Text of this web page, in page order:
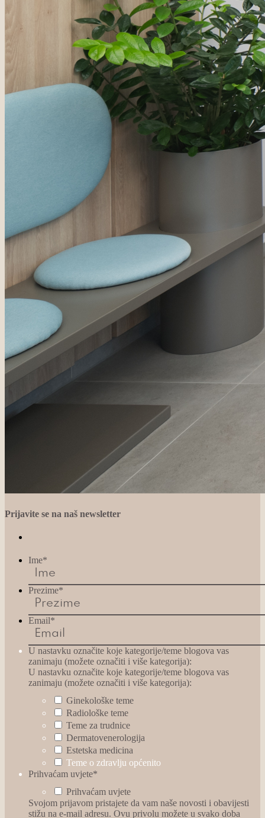
Prijavite se na naš newsletter
Ime*
Prezime*
Email*
U nastavku označite koje kategorije/teme blogova vas
zanimaju (možete označiti i više kategorija):
U nastavku označite koje kategorije/teme blogova vas
zanimaju (možete označiti i više kategorija):
Ginekološke teme
Radiološke teme
Teme za trudnice
Dermatovenerologija
Estetska medicina
Teme o zdravlju općenito
Prihvaćam uvjete*
Prihvaćam uvjete
Svojom prijavom pristajete da vam naše novosti i obavijesti
stižu na e-mail adresu. Ovu privolu možete u svako doba